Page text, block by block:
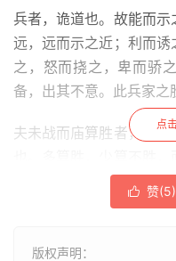
兵者，诡道也。故能而
远，远而示之近；利而
之，怒而挠之，卑而骄
备，出其不意。此兵家之
夫未战而庙算胜者，得点
 赞(5)
版权声明：